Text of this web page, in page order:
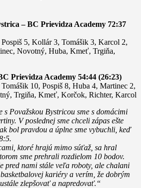
– BC Prievidza Academy 72:37
5, Kollár 3, Tomášik 3, Karcol 2,
Novotný, Huba, Kmeť, Trgiňa,
Prievidza Academy 54:44 (26:23)
10, Pospiš 8, Huba 4, Martinec 2,
Trgiňa, Kmeť, Korčok, Richter, Karcol
s Považskou Bystricou sme s domácimi
V poslednej sme chceli zápas ešte
bol pravdou a úplne sme vybuchli, keď
ktoré hrajú mimo súťaž, sa hral
sme prehrali rozdielom 10 bodov.
pred nami stále veľa roboty, ale chalani
kariéry a verím, že dobrým
zlepšovať a napredovať.“